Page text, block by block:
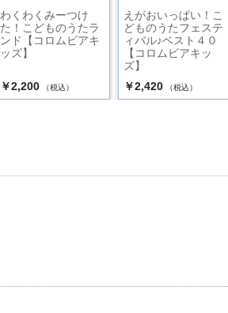
わくわくみーつけ
た！こどものうたラ
ンド【コロムビアキ
ッズ】
￥2,200 （税込）
えがおいっぱい！こ
どものうたフェステ
ィバル♪ベスト４０
【コロムビアキッ
ズ】
￥2,420
（税込）